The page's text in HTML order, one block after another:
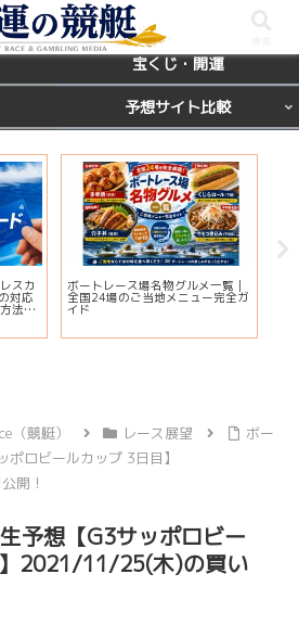
レース場ガイド
宝くじ・開運
予想サイト比較
スカ
対応
法ま
ボートレース場名物グルメ一覧｜
全国24場のご当地メニュー完全ガ
イド
（競艇） レース展望
ボー
ポロビールカップ 3日目】
開！
予想【G3サッポロビー
2021/11/25(木)の買い